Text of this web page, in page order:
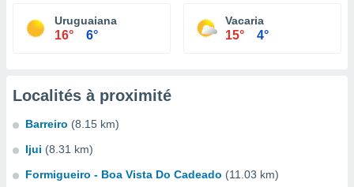
Uruguaiana
16° 6°
Vacaria
15° 4°
Localités à proximité
Barreiro (8.15 km)
Ijui (8.31 km)
Formigueiro - Boa Vista Do Cadeado (11.03 km)